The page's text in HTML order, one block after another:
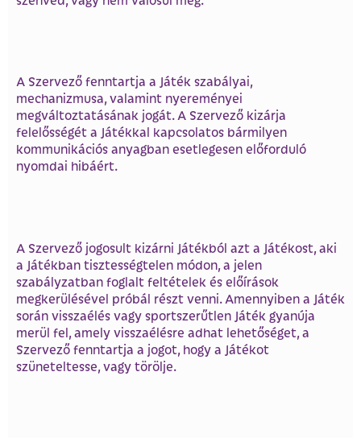
A Szervező fenntartja a Játék szabályai,
mechanizmusa, valamint nyereményei
megváltoztatásának jogát. A Szervező kizárja
felelősségét a Játékkal kapcsolatos bármilyen
kommunikációs anyagban esetlegesen előforduló
nyomdai hibáért.
A Szervező jogosult kizárni Játékból azt a Játékost, aki
a Játékban tisztességtelen módon, a jelen
szabályzatban foglalt feltételek és előírások
megkerülésével próbál részt venni. Amennyiben a Játék
során visszaélés vagy sportszerűtlen Játék gyanúja
merül fel, amely visszaélésre adhat lehetőséget, a
Szervező fenntartja a jogot, hogy a Játékot
szüneteltesse, vagy törölje.